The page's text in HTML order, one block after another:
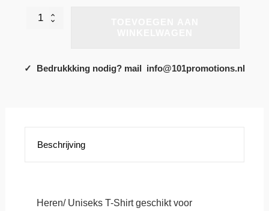
Russell
Heren,
✓ Bedrukkking nodig? mail info@101promotions.nl
Beschrijving
Heren/ Uniseks T-Shirt geschikt voor